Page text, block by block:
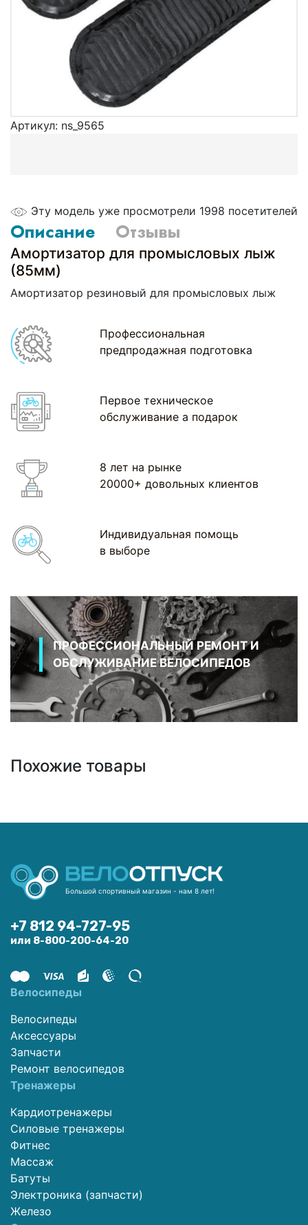
Артикул: ns_9565
Эту модель уже просмотрели 1998 посетителей
Описание Отзывы
Амортизатор для промысловых лыж
(85мм)
Амортизатор резиновый для промысловых лыж
Профессиональная
предпродажная подготовка
Первое техническое
обслуживание а подарок
8 лет на рынке
20000+ довольных клиентов
Индивидуальная помощь
в выборе
ПРОФЕССИОНАЛЬНЫЙ РЕМОНТ И
ОБСЛУЖИВАНИЕ ВЕЛОСИПЕДОВ
Похожие товары
Большой спортивный магазин - нам 8 лет!
+7 812 94-727-95
или 8-800-200-64-20
Велосипеды
Велосипеды
Аксессуары
Запчасти
Ремонт велосипедов
Тренажеры
Кардиотренажеры
Силовые тренажеры
Фитнес
Массаж
Батуты
Электроника (запчасти)
Железо